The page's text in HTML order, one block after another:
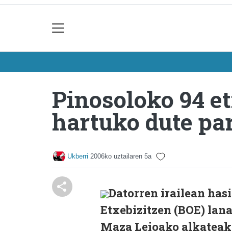
Pinosoloko 94
hartuko dute
Ukberri 2006ko uztailaren 5a
Datorren irailean
Etxebizitzen (BOE)
Maza Leioako